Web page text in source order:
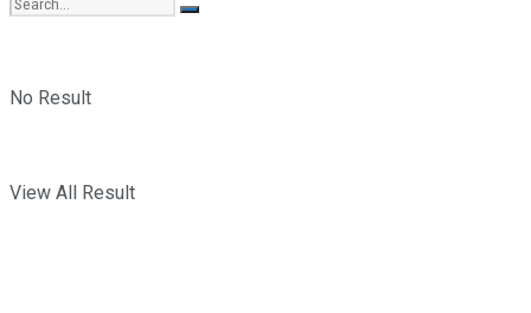
No Result
View All Result